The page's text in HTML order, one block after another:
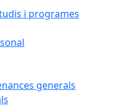
i programes
generals